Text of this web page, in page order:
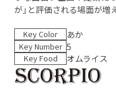
が」と評価される場面が増
Key Color あか
Key Number 5
Key Food オムライス